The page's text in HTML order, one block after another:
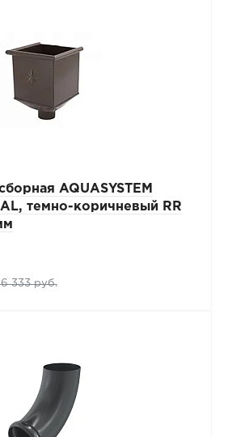
AQUASYSTEM
темно-коричневый RR
333 руб.